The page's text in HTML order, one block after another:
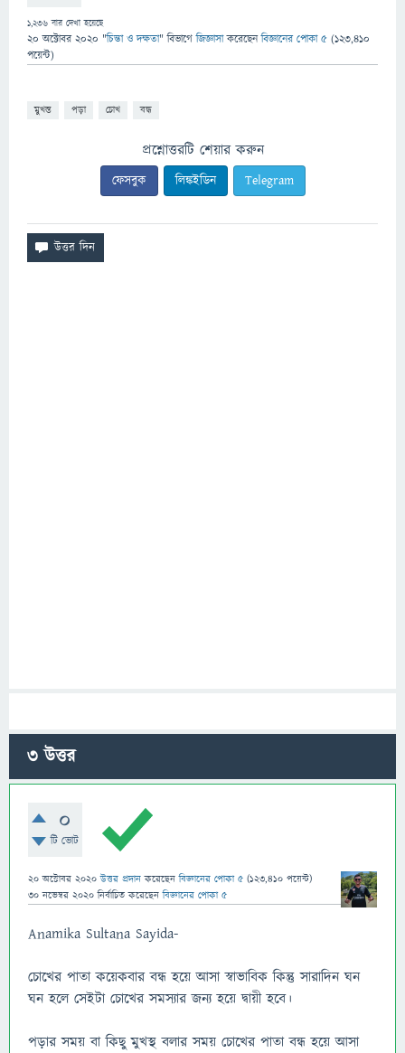
1,236 বার দেখা হয়েছে
20 অক্টোবর 2020 "চিন্তা ও দক্ষতা" বিভাগে জিজ্ঞাসাকরেছেনবিজ্ঞানের পোকা ৫ (123,410
পয়েন্ট)
মুখস্ত পড়া চোখ বন্ধ
প্রশ্নোত্তরটি শেয়ার করুন
ফেসবুক লিঙ্কইডিন Telegram
3উত্তর
0
টি ভোট
20 অক্টোবর 2020 উত্তর প্রদান করেছেনবিজ্ঞানের পোকা ৫ (123,410 পয়েন্ট)
30 নভেম্বর 2020 নির্বাচিত করেছেনবিজ্ঞানের পোকা ৫
Anamika Sultana Sayida-
চোখের পাতা কয়েকবার বন্ধ হয়ে আসা স্বাভাবিক কিন্তু সারাদিন ঘন
ঘন হলে সেইটা চোখের সমস্যার জন্য হয়ে দ্বায়ী হবে।
পড়ার সময় বা কিছু মুখস্থ বলার সময় চোখের পাতা বন্ধ হয়ে আসা